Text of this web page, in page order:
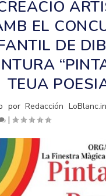
EL
DE
TEUA
porRedacción
|